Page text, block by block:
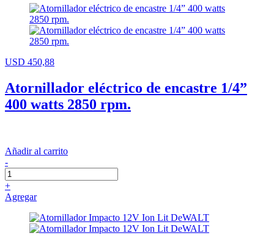
USD 450,88
Atornillador eléctrico de encastre 1/4”
400 watts 2850 rpm.
Añadir al carrito
-
+
Agregar